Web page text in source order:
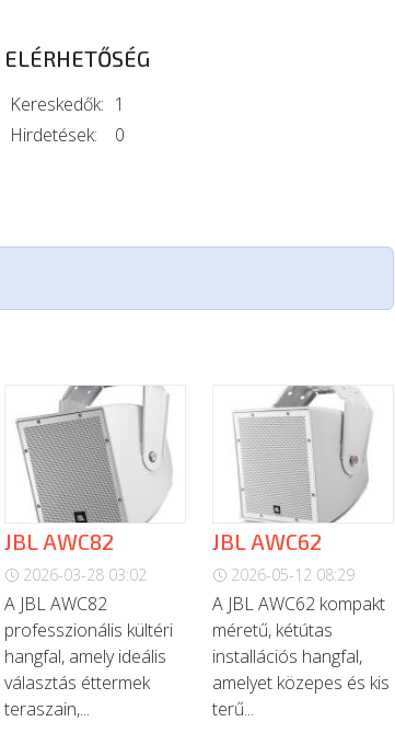
ELÉRHETŐSÉG
Kereskedők: 1
Hirdetések:
0
JBL AWC82
2026-03-28 03:02
A JBL AWC82
professzionális kültéri
hangfal, amely ideális
választás éttermek
teraszain,...
JBL AWC62
2026-05-12 08:29
A JBL AWC62 kompakt
méretű, kétútas
installációs hangfal,
amelyet közepes és kis
terű...